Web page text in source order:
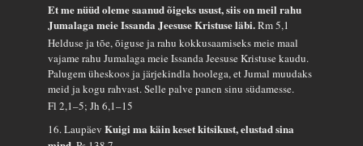
Et me nüüd oleme saanud õigeks usust, siis on meil rahu
Jumalaga meie Issanda Jeesuse Kristuse läbi.Rm 5,1
Helduse ja tõe, õiguse ja rahu kokkusaamiseks meie maal
vajame rahu Jumalaga meie Issanda Jeesuse Kristuse kaudu.
Palugem üheskoos ja järjekindla hoolega, et Jumal muudaks
meid ja kogu rahvast. Selle palve panen sinu südamesse.
Fl 2,1–5; Jh 6,1–15
16. LaupäevKuigi ma käin keset kitsikust, elustad sina